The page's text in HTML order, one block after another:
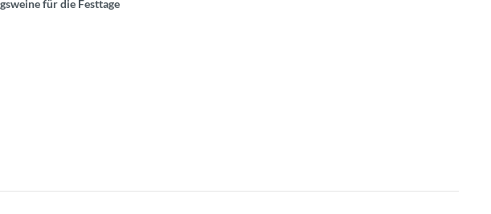
für die Festtage